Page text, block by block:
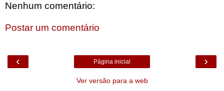
Nenhum comentário:
Postar um comentário
‹ ›
Página inicial
Ver versão para a web